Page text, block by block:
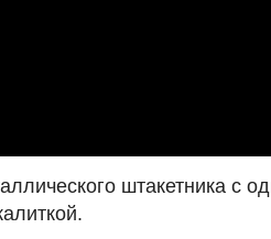
штакетника с